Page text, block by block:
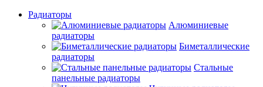
Радиаторы
Алюминиевые
радиаторы
Биметаллические
радиаторы
Стальные
панельные радиаторы